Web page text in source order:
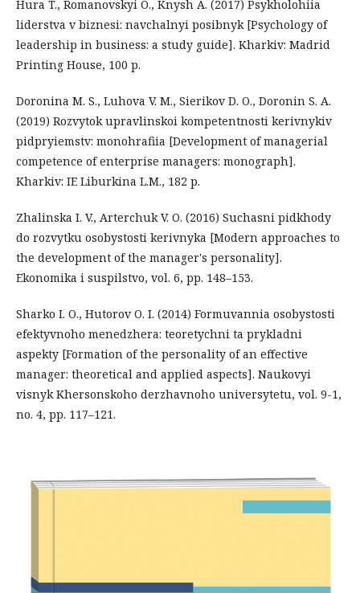
Hura T., Romanovskyi O., Knysh A. (2017) Psykholohiia
liderstva v biznesi: navchalnyi posibnyk [Psychology of
leadership in business: a study guide]. Kharkiv: Madrid
Printing House, 100 p.
Doronina M. S., Luhova V. M., Sierikov D. O., Doronin S. A.
(2019) Rozvytok upravlinskoi kompetentnosti kerivnykiv
pidpryiemstv: monohrafiia [Development of managerial
competence of enterprise managers: monograph].
Kharkiv: IE Liburkina L.M., 182 p.
Zhalinska I. V., Arterchuk V. O. (2016) Suchasni pidkhody
do rozvytku osobystosti kerivnyka [Modern approaches to
the development of the manager's personality].
Ekonomika i suspilstvo, vol. 6, pp. 148–153.
Sharko I. O., Hutorov O. I. (2014) Formuvannia osobystosti
efektyvnoho menedzhera: teoretychni ta prykladni
aspekty [Formation of the personality of an effective
manager: theoretical and applied aspects]. Naukovyi
visnyk Khersonskoho derzhavnoho universytetu, vol. 9-1,
no. 4, pp. 117–121.